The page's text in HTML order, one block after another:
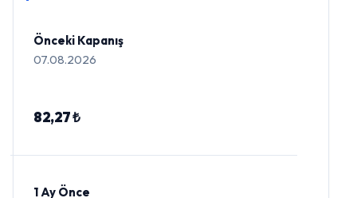
Önceki Kapanış
07.08.2026
82,27 ₺
1 Ay Önce